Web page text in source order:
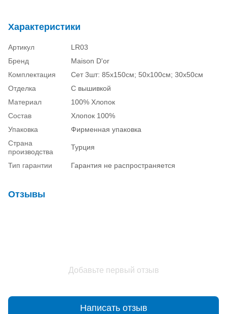
Характеристики
Артикул
LR03
Бренд
Maison D'or
Комплектация
Сет 3шт: 85х150см; 50х100см; 30х50см
Отделка
С вышивкой
Материал
100% Хлопок
Состав
Хлопок 100%
Упаковка
Фирменная упаковка
Страна
производства
Турция
Тип гарантии Гарантия не распространяется
Отзывы
Добавьте первый отзыв
Написать отзыв